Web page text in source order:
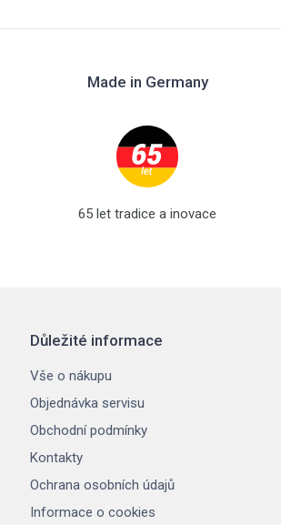
Made in Germany
65 let tradice a inovace
Důležité informace
Vše o nákupu
Objednávka servisu
Obchodní podmínky
Kontakty
Ochrana osobních údajů
Informace o cookies